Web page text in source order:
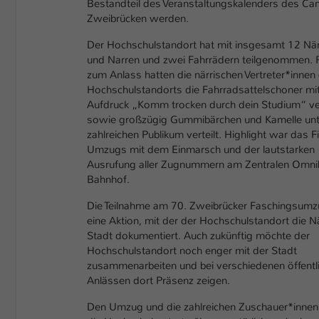
Bestandteil des Veranstaltungskalenders des
Zweibrücken werden.
Der Hochschulstandort hat mit insgesamt 12
und Narren und zwei Fahrrädern teilgenommen.
zum Anlass hatten die närrischen Vertreter*innen
Hochschulstandorts die Fahrradsattelschoner
Aufdruck „Komm trocken durch dein Studium“
sowie großzügig Gummibärchen und Kamelle
zahlreichen Publikum verteilt. Highlight war das
Umzugs mit dem Einmarsch und der lautstarken
Ausrufung aller Zugnummern am Zentralen
Bahnhof.
Die Teilnahme am 70. Zweibrücker
eine Aktion, mit der der Hochschulstandort die
Stadt dokumentiert. Auch zukünftig möchte der
Hochschulstandort noch enger mit der Stadt
zusammenarbeiten und bei verschiedenen
Anlässen dort Präsenz zeigen.
Den Umzug und die zahlreichen